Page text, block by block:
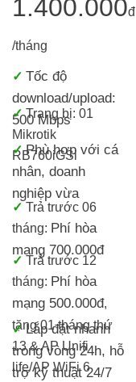
1.400.000đ
/tháng
✓ Tốc độ
download/upload:
500 Mbps
✓Trang bị: 01
Mikrotik
RB760iGSi
✓Phù hợp với cá
nhân, doanh
nghiệp vừa
✓ Trả trước 06
tháng: Phí hòa
mạng 700.000đ
✓ Trả trước 12
tháng: Phí hòa
mạng 500.000đ,
tặng 01 tháng thứ
13 & AP Unifi
life/AP WiFi 6
✓ Lắp đặt nhanh
trong vòng 24h, hỗ
trợ kỹ thuật 24/7